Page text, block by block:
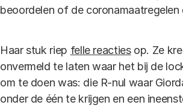
beoordelen of de coronamaatregelen
Haar stuk riep felle reactiesop. Ze
onvermeld te laten waar het bij de
om te doen was: die R-nul waar
onder de één te krijgen en een